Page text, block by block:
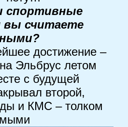
спортивные
вы считаете
достижение –
Эльбрус летом
с будущей
второй,
и КМС – толком